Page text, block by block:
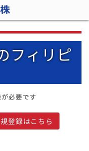
フィリピ
必要です
登録はこちら